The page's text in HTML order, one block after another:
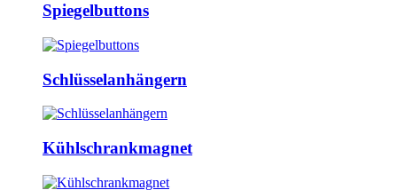
Spiegelbuttons
Schlüsselanhängern
Kühlschrankmagnet